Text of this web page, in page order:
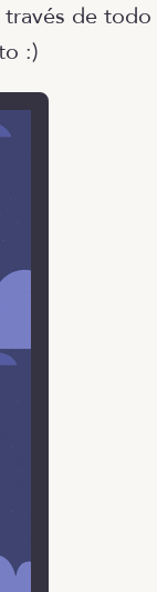
través de todo
:)